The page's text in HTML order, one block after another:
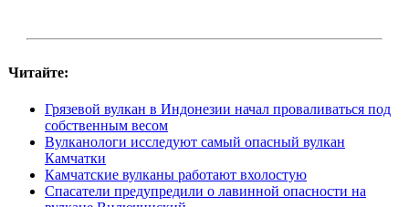
Читайте:
Грязевой вулкан в Индонезии начал проваливаться под
собственным весом
Вулканологи исследуют самый опасный вулкан
Камчатки
Камчатские вулканы работают вхолостую
Спасатели предупредили о лавинной опасности на